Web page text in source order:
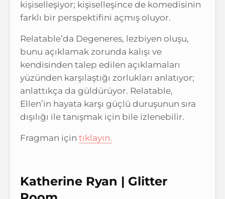
kişiselleşiyor; kişiselleşince de komedisinin
farklı bir perspektifini açmış oluyor.
Relatable’da Degeneres, lezbiyen oluşu,
bunu açıklamak zorunda kalışı ve
kendisinden talep edilen açıklamaları
yüzünden karşılaştığı zorlukları anlatıyor;
anlattıkça da güldürüyor. Relatable,
Ellen’in hayata karşı güçlü duruşunun sıra
dışılığı ile tanışmak için bile izlenebilir.
Fragman için tıklayın.
Katherine Ryan | Glitter